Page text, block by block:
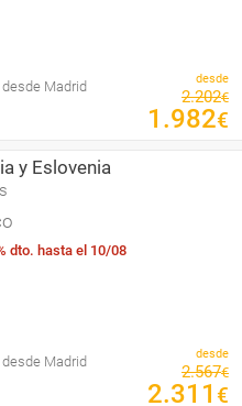
Madrid desde
2.202€
1 .982€
y Eslovenia
dto. hasta el 10/08
Madrid desde
2.567€
2.311 €